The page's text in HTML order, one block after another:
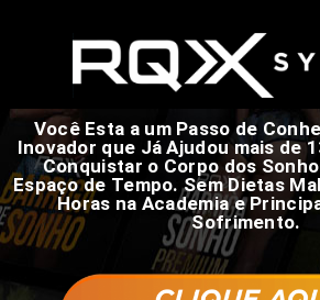
Você Esta a um Passo de
Inovador que Já Ajudou mais de
Conquistar o Corpo dos
Espaço de Tempo. Sem Dietas
Horas na Academia e
Sofrimento.